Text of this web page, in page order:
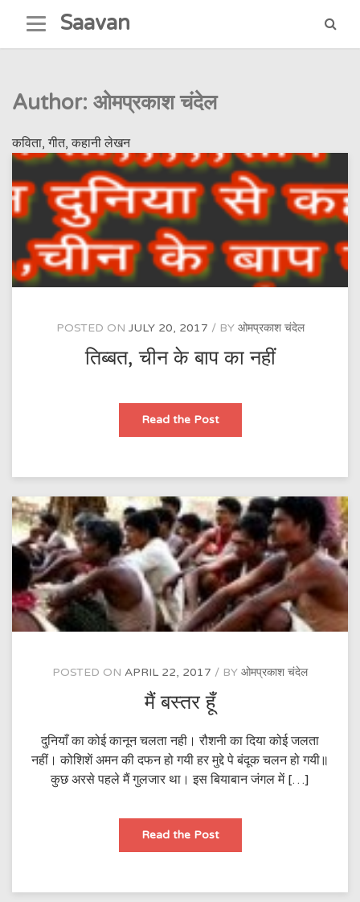
content
Saavan
Author: ओमप्रकाश चंदेल
कविता, गीत, कहानी लेखन
POSTED ON JULY 20, 2017 BY ओमप्रकाश चंदेल
तिब्बत, चीन के बाप का नहीं
Read the Postतिब्बत,
के
नहीं
POSTED ON APRIL 22, 2017 BY ओमप्रकाश चंदेल
मैं बस्तर हूँ
दुनियाँ का कोई कानून चलता नही। रौशनी का दिया कोई जलता
नहीं। कोशिशें अमन की दफन हो गयी हर मुद्दे पे बंदूक चलन हो गयी॥
कुछ अरसे पहले मैं गुलजार था। इस बियाबान जंगल में […]
Read the Postमैं
हूँ